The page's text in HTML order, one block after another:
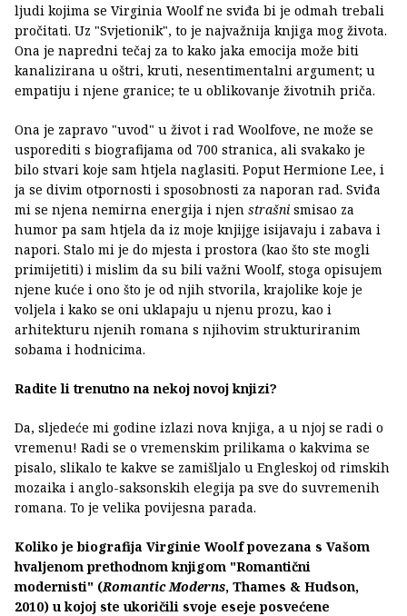
ljudi kojima se Virginia Woolf ne sviđa bi je odmah trebali
pročitati. Uz "Svjetionik", to je najvažnija knjiga mog života.
Ona je napredni tečaj za to kako jaka emocija može biti
kanalizirana u oštri, kruti, nesentimentalni argument; u
empatiju i njene granice; te u oblikovanje životnih priča.
Ona je zapravo "uvod" u život i rad Woolfove, ne može se
usporediti s biografijama od 700 stranica, ali svakako je
bilo stvari koje sam htjela naglasiti. Poput Hermione Lee, i
ja se divim otpornosti i sposobnosti za naporan rad. Sviđa
mi se njena nemirna energija i njen strašni smisao za
humor pa sam htjela da iz moje knjijge isijavaju i zabava i
napori. Stalo mi je do mjesta i prostora (kao što ste mogli
primijetiti) i mislim da su bili važni Woolf, stoga opisujem
njene kuće i ono što je od njih stvorila, krajolike koje je
voljela i kako se oni uklapaju u njenu prozu, kao i
arhitekturu njenih romana s njihovim strukturiranim
sobama i hodnicima.
Radite li trenutno na nekoj novoj knjizi?
Da, sljedeće mi godine izlazi nova knjiga, a u njoj se radi o
vremenu! Radi se o vremenskim prilikama o kakvima se
pisalo, slikalo te kakve se zamišljalo u Engleskoj od rimskih
mozaika i anglo-saksonskih elegija pa sve do suvremenih
romana. To je velika povijesna parada.
Koliko je biografija Virginie Woolf povezana s Vašom
hvaljenom prethodnom knjigom "Romantični
modernisti" (Romantic Moderns, Thames & Hudson,
2010) u kojoj ste ukoričili svoje eseje posvećene